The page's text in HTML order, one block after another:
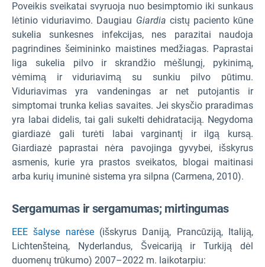
Poveikis sveikatai svyruoja nuo besimptomio iki sunkaus
lėtinio viduriavimo. Daugiau Giardia cistų paciento kūne
sukelia sunkesnes infekcijas, nes parazitai naudoja
pagrindines šeimininko maistines medžiagas. Paprastai
liga sukelia pilvo ir skrandžio mėšlungį, pykinimą,
vėmimą ir viduriavimą su sunkiu pilvo pūtimu.
Viduriavimas yra vandeningas ar net putojantis ir
simptomai trunka kelias savaites. Jei skysčio praradimas
yra labai didelis, tai gali sukelti dehidrataciją. Negydoma
giardiazė gali turėti labai varginantį ir ilgą kursą.
Giardiazė paprastai nėra pavojinga gyvybei, išskyrus
asmenis, kurie yra prastos sveikatos, blogai maitinasi
arba kurių imuninė sistema yra silpna (Carmena, 2010).
Sergamumas ir sergamumas; mirtingumas
EEE šalyse narėse(išskyrus Daniją, Prancūziją, Italiją,
Lichtenšteiną, Nyderlandus, Šveicariją ir Turkiją dėl
duomenų trūkumo) 2007–2022 m. laikotarpiu: